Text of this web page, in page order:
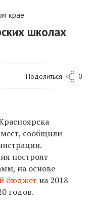
крае
школах
Поделиться 0
сообщили
построят
на основе
бюджет на 2018
годов.